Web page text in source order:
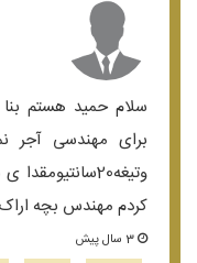
برای مهندسی آجر
کردم مهندس بچه